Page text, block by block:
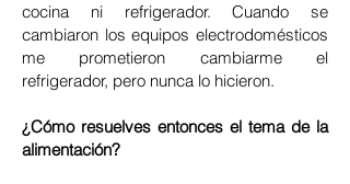
cocina ni refrigerador. Cuando se
cambiaron los equipos electrodomésticos
me prometieron cambiarme el
refrigerador, pero nunca lo hicieron.
¿Cómo resuelves entonces el tema de la
alimentación?